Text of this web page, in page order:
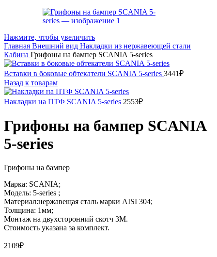
Нажмите, чтобы увеличить
Главная Внешний вид Накладки из нержавеющей стали
Кабина Грифоны на бампер SCANIA 5-series
Вставки в боковые обтекатели SCANIA 5-series 3441₽
Назад к товарам
Накладки на ПТФ SCANIA 5-series 2553₽
Грифоны на бампер SCANIA
5-series
Грифоны на бампер
Марка: SCANIA;
Модель: 5-series ;
Материал:нержавещая сталь марки AISI 304;
Толщина: 1мм;
Монтаж на двухсторонний скотч 3М.
Стоимость указана за комплект.
2109₽